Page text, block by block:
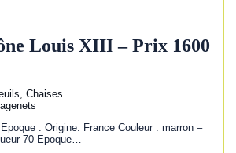
Louis XIII – Prix 1600
Chaises
: Origine: France Couleur : marron –
70 Epoque…